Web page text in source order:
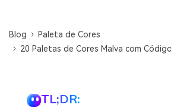
Blog
Paleta de Cores
20 Paletas de Cores Malva com
TL;DR: